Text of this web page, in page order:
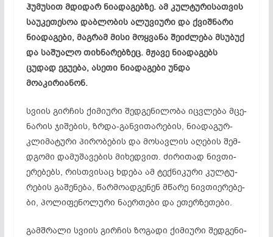
ჰუმუსით მდიდარ ნიადაგებზე. ამ კულტურისათვის
საუკეთესოა დაბლობის ალუვიური და ქვიშნარი
ნიადაგები, მაგრამ მისი მოყვანა შეიძლება მსუბუქ
და საშუალო თიხნარებზეც. მჟავე ნიადაგებს
ცუდად ეგუება, ასეთი ნიადაგები უნდა
მოაკირიანონ.
სვი­ის გირ­ჩის ქი­მი­უ­რი შედ­გე­ნი­ლო­ბა იც­ვლე­ბა მცე­
ნა­რის ჯი­შე­ბის, ზრდა-გან­ვი­თა­რე­ბის, ნი­ად­აგ­ურ-
კლი­მა­ტუ­რი პი­რო­ბე­ბის და მო­სავ­ლის აღ­ებ­ის შემ­
დგო­მი და­მუ­შა­ვე­ბის მი­ხედ­ვით. ძი­რი­თად ნივ­თი­
ერ­ებ­ებს, რის­თვი­საც ხდე­ბა ამ ტექ­ნი­კუ­რი კულ­ტუ­
რე­ბის გა­შე­ნე­ბა, წარ­მო­ად­გე­ნენ მწა­რე ნივ­თი­ერ­ებ­ე­
ბი, პო­ლი­ფე­ნო­ლუ­რი ნა­ერ­თე­ბი და ეთ­ერ­ზე­თე­ბი.
გამ­შრა­ლი სვი­ის გირ­ჩის ზო­გა­დი ქი­მი­უ­რი შედ­გე­ნი­